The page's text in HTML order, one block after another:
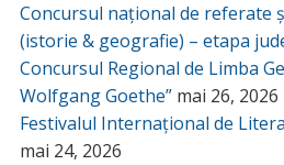
Concursul național de referate
(istorie & geografie) – etapa
Concursul Regional de Limba
Wolfgang Goethe” mai 26, 2026
Festivalul Internațional de
mai 24, 2026